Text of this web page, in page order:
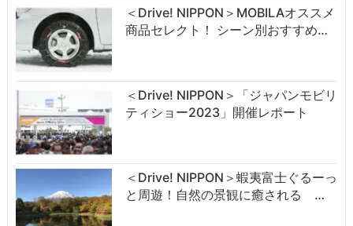
＜Drive! NIPPON＞MOBILAオススメ
商品セレクト！ シーン別おすすめ…
＜Drive! NIPPON＞「ジャパンモビリ
ティショー2023」開催レポート
＜Drive! NIPPON＞蝦夷富士ぐるーっ
と周遊！自然の景観に癒される …